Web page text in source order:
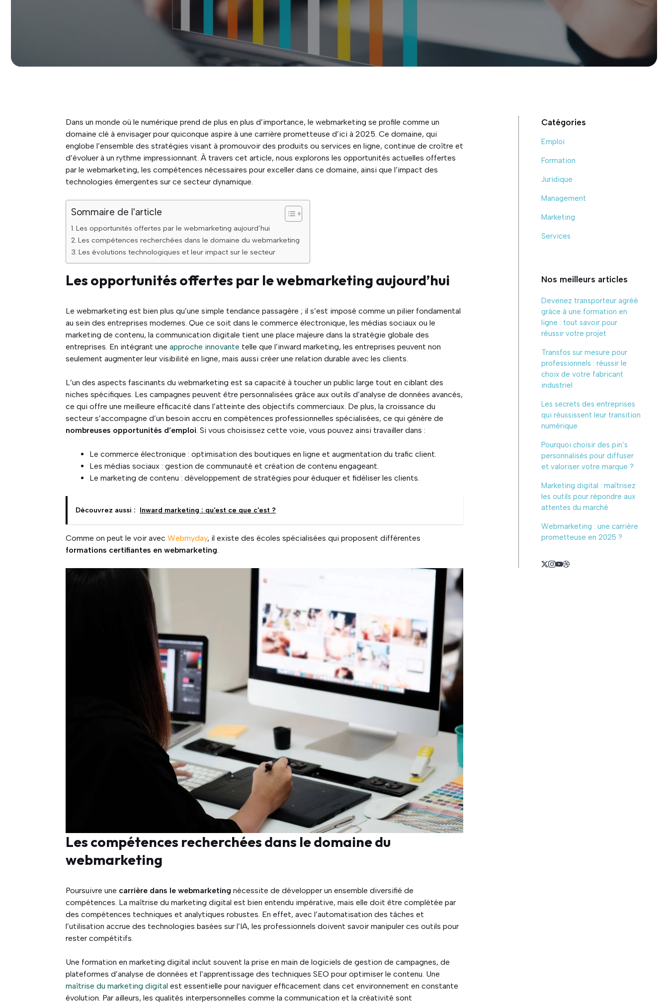
Dans un monde où le numérique prend de plus en plus d’importance, le webmarketing se profile comme un
domaine clé à envisager pour quiconque aspire à une carrière prometteuse d’ici à 2025. Ce domaine, qui
englobe l’ensemble des stratégies visant à promouvoir des produits ou services en ligne, continue de croître et
d’évoluer à un rythme impressionnant. À travers cet article, nous explorons les opportunités actuelles offertes
par le webmarketing, les compétences nécessaires pour exceller dans ce domaine, ainsi que l’impact des
technologies émergentes sur ce secteur dynamique.
Sommaire de l'article
Les opportunités offertes par le webmarketing aujourd’hui
Les compétences recherchées dans le domaine du webmarketing
Les évolutions technologiques et leur impact sur le secteur
Les opportunités offertes par le webmarketing aujourd’hui
Le webmarketing est bien plus qu’une simple tendance passagère ; il s’est imposé comme un pilier fondamental
au sein des entreprises modernes. Que ce soit dans le commerce électronique, les médias sociaux ou le
marketing de contenu, la communication digitale tient une place majeure dans la stratégie globale des
entreprises. En intégrant uneapproche innovante telle que l’inward marketing, les entreprises peuvent non
seulement augmenter leur visibilité en ligne, mais aussi créer une relation durable avec les clients.
L’un des aspects fascinants du webmarketing est sa capacité à toucher un public large tout en ciblant des
niches spécifiques. Les campagnes peuvent être personnalisées grâce aux outils d’analyse de données avancés,
ce qui offre une meilleure efficacité dans l’atteinte des objectifs commerciaux. De plus, la croissance du
secteur s’accompagne d’un besoin accru en compétences professionnelles spécialisées, ce qui génère de
nombreuses opportunités d’emploi . Si vous choisissez cette voie, vous pouvez ainsi travailler dans :
Le commerce électronique : optimisation des boutiques en ligne et augmentation du trafic client.
Les médias sociaux : gestion de communauté et création de contenu engageant.
Le marketing de contenu : développement de stratégies pour éduquer et fidéliser les clients.
Découvrez aussi : Inward marketing : qu'est ce que c'est ?
Comme on peut le voir avecWebmyday, il existe des écoles spécialisées qui proposent différentes
formations certifiantes en webmarketing
Les compétences recherchées dans le domaine du
webmarketing
Poursuivre une carrière dans le webmarketing nécessite de développer un ensemble diversifié de
compétences. La maîtrise du marketing digital est bien entendu impérative, mais elle doit être complétée par
des compétences techniques et analytiques robustes. En effet, avec l’automatisation des tâches et
l’utilisation accrue des technologies basées sur l’IA, les professionnels doivent savoir manipuler ces outils pour
rester compétitifs.
Une formation en marketing digital inclut souvent la prise en main de logiciels de gestion de campagnes, de
plateformes d’analyse de données et l’apprentissage des techniques SEO pour optimiser le contenu. Une
maîtrise du marketing digital est essentielle pour naviguer efficacement dans cet environnement en constante
évolution. Par ailleurs, les qualités interpersonnelles comme la communication et la créativité sont
Catégories
Emploi
Formation
Juridique
Management
Marketing
Services
Nos meilleurs articles
Devenez transporteur agréé
grâce à une formation en
ligne : tout savoir pour
réussir votre projet
Transfos sur mesure pour
professionnels : réussir le
choix de votre fabricant
industriel
Les secrets des entreprises
qui réussissent leur transition
numérique
Pourquoi choisir des pin’s
personnalisés pour diffuser
et valoriser votre marque ?
Marketing digital : maîtrisez
les outils pour répondre aux
attentes du marché
Webmarketing : une carrière
prometteuse en 2025 ?